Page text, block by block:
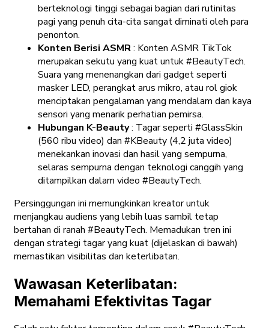
berteknologi tinggi sebagai bagian dari rutinitas
pagi yang penuh cita-cita sangat diminati oleh para
penonton.
Konten Berisi ASMR: Konten ASMR TikTok
merupakan sekutu yang kuat untuk #BeautyTech.
Suara yang menenangkan dari gadget seperti
masker LED, perangkat arus mikro, atau rol giok
menciptakan pengalaman yang mendalam dan kaya
sensori yang menarik perhatian pemirsa.
Hubungan K-Beauty: Tagar seperti #GlassSkin
(560 ribu video) dan #KBeauty (4,2 juta video)
menekankan inovasi dan hasil yang sempurna,
selaras sempurna dengan teknologi canggih yang
ditampilkan dalam video #BeautyTech.
Persinggungan ini memungkinkan kreator untuk
menjangkau audiens yang lebih luas sambil tetap
bertahan di ranah #BeautyTech. Memadukan tren ini
dengan strategi tagar yang kuat (dijelaskan di bawah)
memastikan visibilitas dan keterlibatan.
Wawasan Keterlibatan:
Memahami Efektivitas Tagar